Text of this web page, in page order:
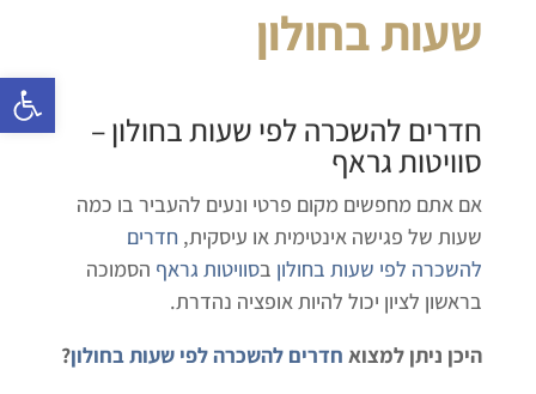
שעות בחולון
חדרים להשכרה לפי שעות בחולון–
סוויטות גראף
אם אתם מחפשים מקום פרטי ונעים להעביר בו כמה
שעות של פגישה אינטימית או עיסקית, חדרים
להשכרה לפי שעות בחולון בסוויטות גראף הסמוכה
בראשון לציון יכול להיות אופציה נהדרת.
היכן ניתן למצוא חדרים להשכרה לפי שעות בחולון?